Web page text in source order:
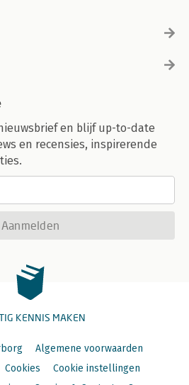
en blijf up-to-date
en recensies, inspirerende
Aanmelden
KENNIS MAKEN
Algemene voorwaarden
Cookies
Cookie instellingen